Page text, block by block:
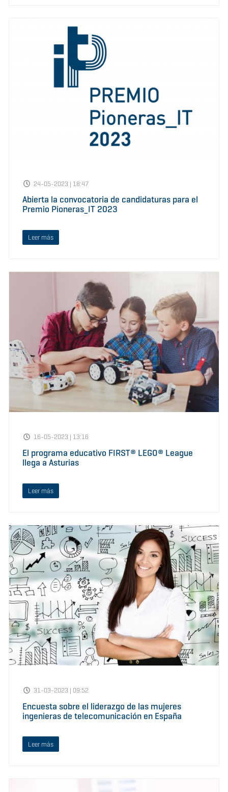
24-05-2023 | 18:47
Abierta la convocatoria de candidaturas para el
Premio Pioneras_IT 2023
Leer más
16-05-2023 | 13:16
El programa educativo FIRST® LEGO® League
llega a Asturias
Leer más
31-03-2023 | 09:52
Encuesta sobre el liderazgo de las mujeres
ingenieras de telecomunicación en España
Leer más